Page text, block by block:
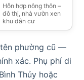
Hỗn hợp nông thôn –
đô thị, nhà vườn xen
khu dân cư
phường cũ —
xác. Phụ phí di
Thủy hoặc